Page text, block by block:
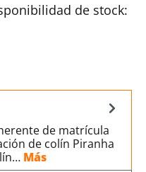
de stock:
de matrícula
de colín Piranha
Más